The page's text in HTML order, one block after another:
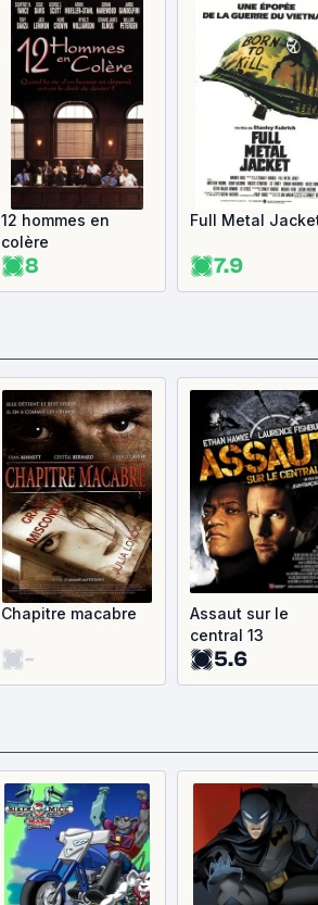
12 hommes en
colère
8
Full Metal
7.9
Chapitre macabre
-
Assaut sur le
central 13
5.6